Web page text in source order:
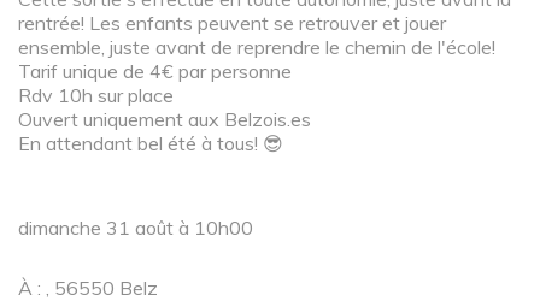
rentrée! Les enfants peuvent se retrouver et jouer
ensemble, juste avant de reprendre le chemin de l'école!
Tarif unique de 4€ par personne
Rdv 10h sur place
Ouvert uniquement aux Belzois.es
En attendant bel été à tous! 😎
dimanche 31 août à 10h00
À : , 56550 Belz